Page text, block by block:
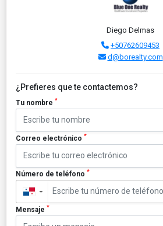
Diego Delmas
+50762609453
d@borealty.com
¿Prefieres que te contactemos?
Tu nombre *
Correo electrónico *
Número de teléfono *
▼
Mensaje *